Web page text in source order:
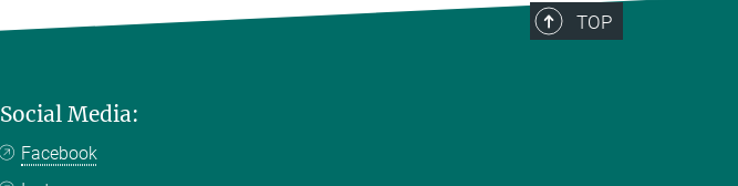
TOP
Social Media:
Facebook